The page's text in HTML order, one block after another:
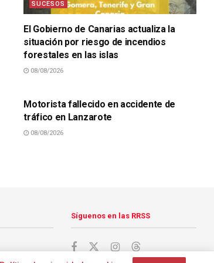
SUCESOS
El Gobierno de Canarias actualiza la
situación por riesgo de incendios
forestales en las islas
08/08/2026
Motorista fallecido en accidente de
tráfico en Lanzarote
08/08/2026
Síguenos en las RRSS